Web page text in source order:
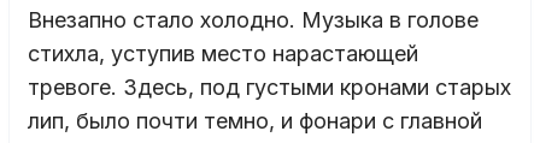
Внезапно стало холодно. Музыка в голове
стихла, уступив место нарастающей
тревоге. Здесь, под густыми кронами старых
лип, было почти темно, и фонари с главной